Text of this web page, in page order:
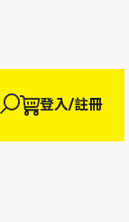
登入/註冊